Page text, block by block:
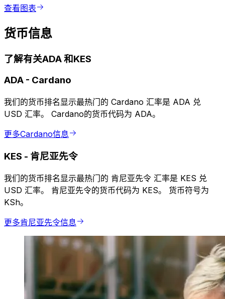
查看图表
货币信息
了解有关ADA 和KES
ADA - Cardano
我们的货币排名显示最热门的 Cardano 汇率是 ADA 兑
USD 汇率。 Cardano的货币代码为 ADA。
更多Cardano信息
KES - 肯尼亚先令
我们的货币排名显示最热门的 肯尼亚先令 汇率是 KES 兑
USD 汇率。 肯尼亚先令的货币代码为 KES。 货币符号为
KSh。
更多肯尼亚先令信息